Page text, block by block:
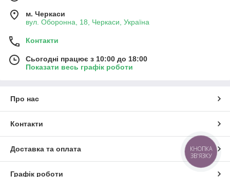
м. Черкаси
вул. Оборонна, 18, Черкаси, Україна
Контакти
Сьогодні працює з 10:00 до 18:00
Показати весь графік роботи
Про нас
Контакти
Доставка та оплата
Графік роботи
КНОПКА
ЗВ'ЯЗКУ